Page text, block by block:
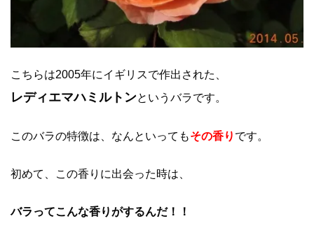
こちらは2005年にイギリスで作出された、
レディエマハミルトンというバラです。
このバラの特徴は、なんといってもその香り です。
初めて、この香りに出会った時は、
バラってこんな香りがするんだ！！